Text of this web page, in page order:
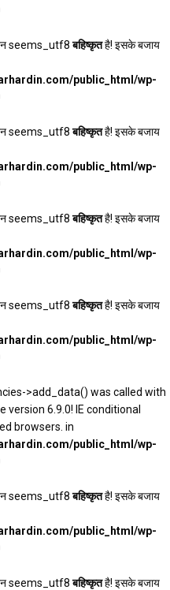
seems_utf8बहिष्कृतहै! इसके बजाय
public_html/wp-
seems_utf8बहिष्कृतहै! इसके बजाय
public_html/wp-
seems_utf8बहिष्कृतहै! इसके बजाय
public_html/wp-
seems_utf8बहिष्कृतहै! इसके बजाय
public_html/wp-
>add_data() was called with
version 6.9.0! IE conditional
browsers. in
public_html/wp-
seems_utf8बहिष्कृतहै! इसके बजाय
public_html/wp-
seems_utf8बहिष्कृतहै! इसके बजाय